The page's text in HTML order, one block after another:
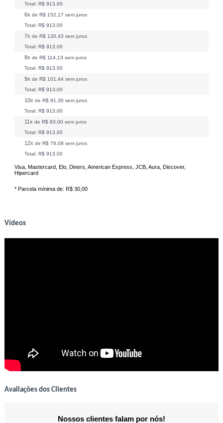
Total: R$ 913,00
6x de R$ 152,17 sem juros
Total: R$ 913,00
7x de R$ 130,43 sem juros
Total: R$ 913,00
8x de R$ 114,13 sem juros
Total: R$ 913,00
9x de R$ 101,44 sem juros
Total: R$ 913,00
10x de R$ 91,30 sem juros
Total: R$ 913,00
11x de R$ 83,00 sem juros
Total: R$ 913,00
12x de R$ 76,08 sem juros
Total: R$ 913,00
Visa, Mastercard, Elo, Diners, American Express, JCB, Aura, Discover,
Hipercard
* Parcela mínima de: R$ 30,00
Vídeos
Avaliações dos Clientes
Nossos clientes falam por nós!